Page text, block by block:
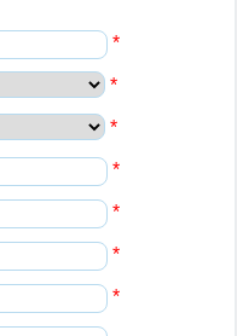
*
*
*
*
*
*
*